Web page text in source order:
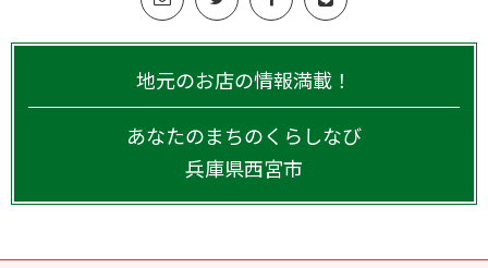
地元のお店の情報満載！
あなたのまちのくらしなび
兵庫県西宮市